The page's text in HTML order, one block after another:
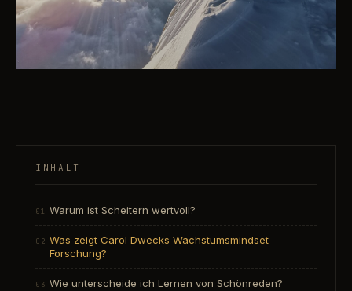
INHALT
Warum ist Scheitern wertvoll?
Was zeigt Carol Dwecks Wachstumsmindset-
Forschung?
Wie unterscheide ich Lernen von Schönreden?